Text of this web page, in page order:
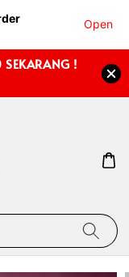
Open
SEKARANG !